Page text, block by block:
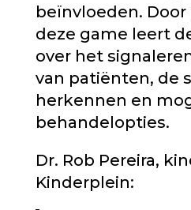
beïnvloeden.
deze game leert
over het
van patiënten, de
herkennen en
behandelopties.
Dr. Rob Pereira,
Kinderplein: